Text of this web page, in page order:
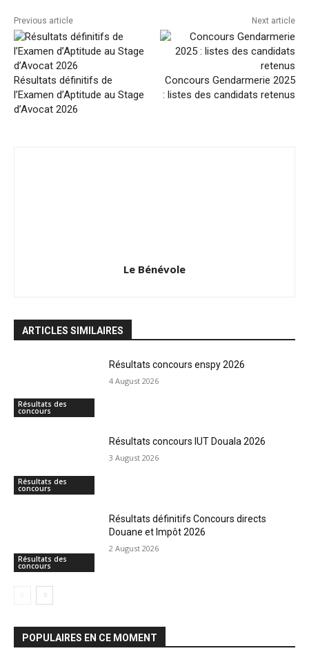
Previous article
Résultats définitifs de
l’Examen d’Aptitude au Stage
d’Avocat 2026
Next article
Concours Gendarmerie 2025
: listes des candidats retenus
Le Bénévole
ARTICLES SIMILAIRES
Résultats des
concours
Résultats concours enspy 2026
4 August 2026
Résultats des
concours
Résultats concours IUT Douala 2026
3 August 2026
Résultats des
concours
Résultats définitifs Concours directs
Douane et Impôt 2026
2 August 2026
POPULAIRES EN CE MOMENT